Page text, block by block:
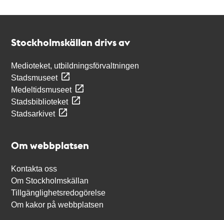
Stockholmskällan drivs av
Medioteket, utbildningsförvaltningen
Stadsmuseet
Medeltidsmuseet
Stadsbiblioteket
Stadsarkivet
Om webbplatsen
Kontakta oss
Om Stockholmskällan
Tillgänglighetsredogörelse
Om kakor på webbplatsen